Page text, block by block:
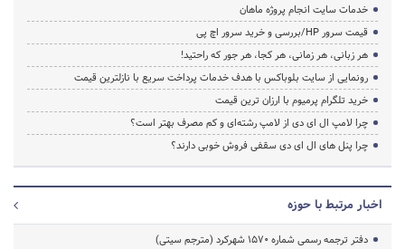
خدمات سایت انجام پروژه ماهان
قیمت سرور HP/بررسی و خرید سرور اچ پی
هر زبانی، هر زمانی، هر کجا، هر جور که راحتید!
رونمایی از سایت بلوباکس با هدف خدمات پرداخت سریع با نازلترین قیمت
خرید تلگرام پرمیوم با ارزان ترین قیمت
چرا لامپ ال ای دی از لامپ رشته‌ای و کم مصرف بهتر است؟
چرا پنل های ال ای دی سقفی فروش خوبی دارند؟
اخبار مرتبط با حوزه
دفتر ترجمه رسمی شماره ۱۵۷۰ شهرکرد (مترجم سیتی)